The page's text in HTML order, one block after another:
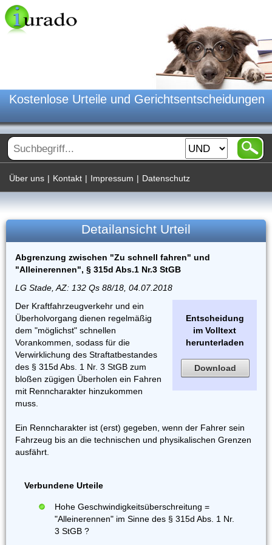
Kostenlose Urteile und Gerichtsentscheidungen
Über uns | Kontakt | Impressum | Datenschutz
Detailansicht Urteil
Abgrenzung zwischen "Zu schnell fahren" und
"Alleinerennen", § 315d Abs.1 Nr.3 StGB
LG Stade, AZ: 132 Qs 88/18, 04.07.2018
Entscheidung
im Volltext
herunterladen
Download
Der Kraftfahrzeugverkehr und ein
Überholvorgang dienen regelmäßig
dem "möglichst" schnellen
Vorankommen, sodass für die
Verwirklichung des Straftatbestandes
des § 315d Abs. 1 Nr. 3 StGB zum
bloßen zügigen Überholen ein Fahren
mit Renncharakter hinzukommen
muss.
Ein Renncharakter ist (erst) gegeben, wenn der Fahrer sein
Fahrzeug bis an die technischen und physikalischen Grenzen
ausfährt.
Verbundene Urteile
Hohe Geschwindigkeitsüberschreitung =
"Alleinerennen" im Sinne des § 315d Abs. 1 Nr.
3 StGB ?